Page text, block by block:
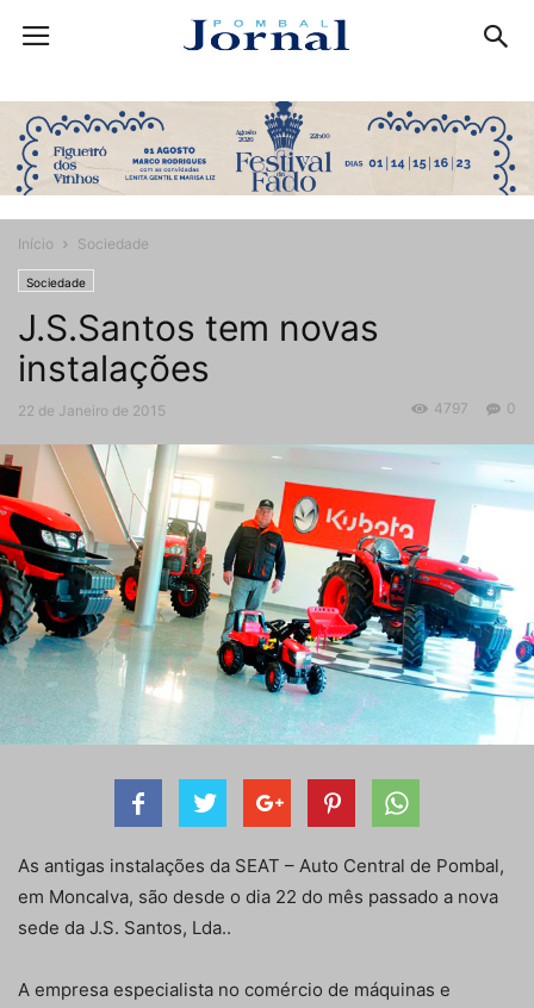
Início Sociedade
Sociedade
J.S.Santos tem novas
instalações
22 de Janeiro de 2015 0
4797
As antigas instalações da SEAT – Auto Central de Pombal,
em Moncalva, são desde o dia 22 do mês passado a nova
sede da J.S. Santos, Lda..
A empresa especialista no comércio de máquinas e